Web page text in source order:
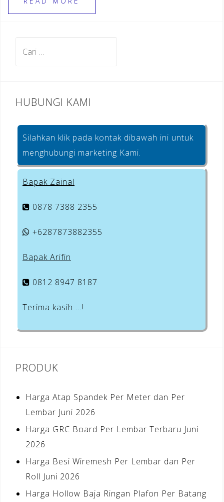
b
o
a e
HUBUNGI KAMI
Silahkan klik pada kontak dibawah ini untuk
menghubungi marketing Kami.
Bapak Zainal
0878 7388 2355
+6287873882355
Bapak Arifin
0812 8947 8187
Terima kasih …!
PRODUK
Harga Atap Spandek Per Meter dan Per
Lembar Juni 2026
Harga GRC Board Per Lembar Terbaru Juni
2026
Harga Besi Wiremesh Per Lembar dan Per
Roll Juni 2026
Harga Hollow Baja Ringan Plafon Per Batang